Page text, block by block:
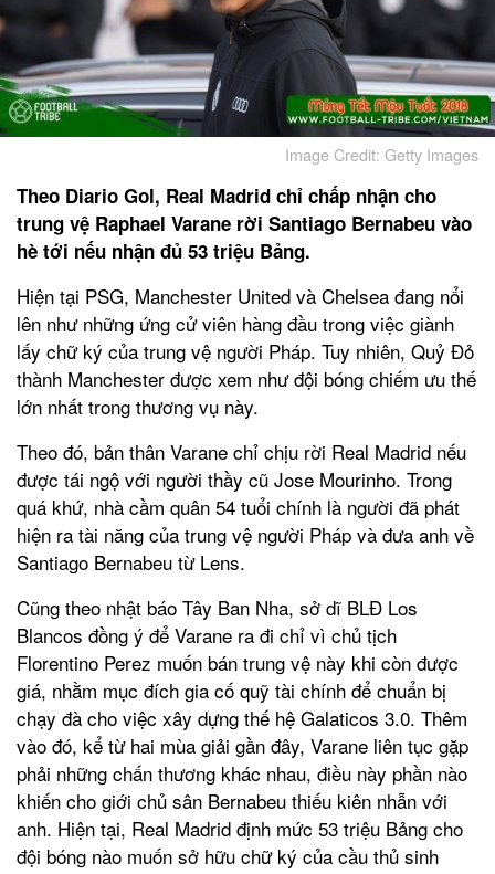
Image Credit: Getty Images
Theo Diario Gol, Real Madrid chỉ chấp nhận cho
trung vệ Raphael Varane rời Santiago Bernabeu vào
hè tới nếu nhận đủ 53 triệu Bảng.
Hiện tại PSG, Manchester United và Chelsea đang nổi
lên như những ứng cử viên hàng đầu trong việc giành
lấy chữ ký của trung vệ người Pháp. Tuy nhiên, Quỷ Đỏ
thành Manchester được xem như đội bóng chiếm ưu thế
lớn nhất trong thương vụ này.
Theo đó, bản thân Varane chỉ chịu rời Real Madrid nếu
được tái ngộ với người thầy cũ Jose Mourinho. Trong
quá khứ, nhà cầm quân 54 tuổi chính là người đã phát
hiện ra tài năng của trung vệ người Pháp và đưa anh về
Santiago Bernabeu từ Lens.
Cũng theo nhật báo Tây Ban Nha, sở dĩ BLĐ Los
Blancos đồng ý để Varane ra đi chỉ vì chủ tịch
Florentino Perez muốn bán trung vệ này khi còn được
giá, nhằm mục đích gia cố quỹ tài chính để chuẩn bị
chạy đà cho việc xây dựng thế hệ Galaticos 3.0. Thêm
vào đó, kể từ hai mùa giải gần đây, Varane liên tục gặp
phải những chấn thương khác nhau, điều này phần nào
khiến cho giới chủ sân Bernabeu thiếu kiên nhẫn với
anh. Hiện tại, Real Madrid định mức 53 triệu Bảng cho
đội bóng nào muốn sở hữu chữ ký của cầu thủ sinh